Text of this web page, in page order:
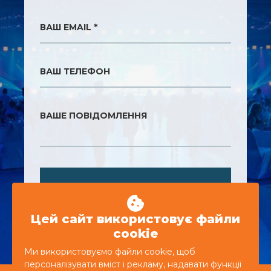
Цей сайт використовує файли
cookie
Ми використовуємо файли cookie, щоб
персоналізувати вміст і рекламу, надавати функції
ВАШ EMAIL *
ВАШ ТЕЛЕФОН
ВАШЕ ПОВІДОМЛЕННЯ
ВІДПРАВИТИ